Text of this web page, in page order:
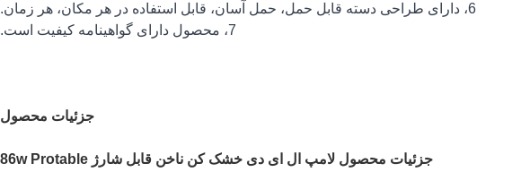
6، دارای طراحی دسته قابل حمل، حمل آسان، قابل استفاده در هر مکان، هر زمان.
7، محصول دارای گواهینامه کیفیت است.
جزئیات محصول
جزئیات محصول لامپ ال ای دی خشک کن ناخن قابل شارژ 86w Protable